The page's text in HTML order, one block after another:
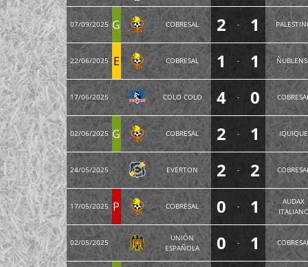
07/09/2025 G COBRESAL 2 - 1
22/06/2025 E COBRESAL 1 - 1
17/06/2025 COLO COLO 4 - 0
02/06/2025 G COBRESAL 2 - 1 IQUIQUE
24/05/2025 EVERTON 2 - 2
17/05/2025 P COBRESAL 0 - 1
AUDAX
02/05/2025
UNIÓN
ESPAÑOLA
0 - 1